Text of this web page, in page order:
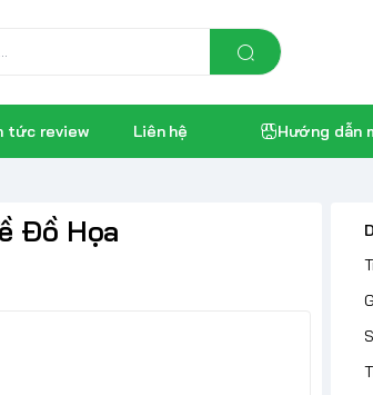
tức review Liên hệ Hướng dẫn
Đồ Họa